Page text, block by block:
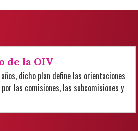
de la OIV
dicho plan define las orientaciones
las comisiones, las subcomisiones y